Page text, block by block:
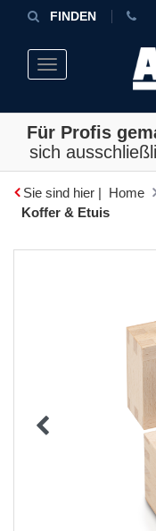
FINDEN
Toggle navigation
Für Profis
sich
Sie sind hier | Home
Koffer & Etuis